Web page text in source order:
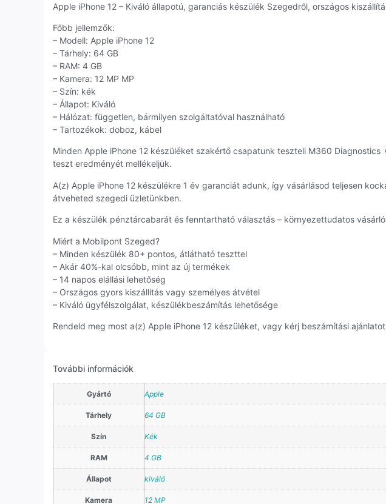
Apple iPhone 12 – Kiváló állapotú, garanciás készülék Szegedről, országos
Főbb jellemzők:
– Modell: Apple iPhone 12
– Tárhely: 64 GB
– RAM: 4 GB
– Kamera: 12 MP MP
– Szín: kék
– Állapot: Kiváló
– Hálózat: független, bármilyen szolgáltatóval használható
– Tartozékok: doboz, kábel
Minden Apple iPhone 12 készüléket szakértő csapatunk teszteli M360 Diagnostics
teszt eredményét mellékeljük.
A(z) Apple iPhone 12 készülékre 1 év garanciát adunk, így vásárlásod teljesen
átveheted szegedi üzletünkben.
Ez a készülék pénztárcabarát és fenntartható választás – környezettudatos
Miért a Mobilpont Szeged?
– Minden készülék 80+ pontos, átlátható teszttel
– Akár 40%-kal olcsóbb, mint az új termékek
– 14 napos elállási lehetőség
– Országos gyors kiszállítás vagy személyes átvétel
– Kiváló ügyfélszolgálat, készülékbeszámítás lehetősége
Rendeld meg most a(z) Apple iPhone 12 készüléket, vagy kérj beszámítási
További információk
Gyártó Apple
Tárhely 64 GB
Szín Kék
RAM 4 GB
Állapot kiváló
Kamera 12 MP